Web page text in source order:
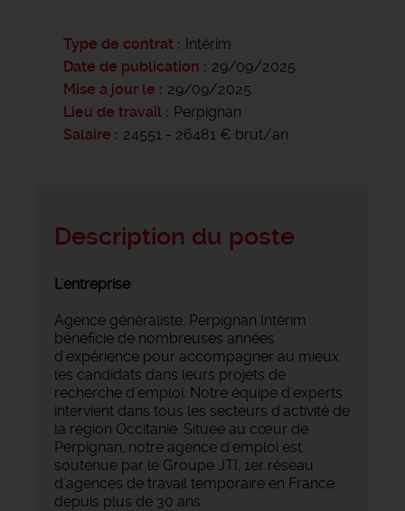
Type de contrat
Intérim
Date de publication
29/09/2025
Mise à jour le
29/09/2025
Lieu de travail
Perpignan
Salaire
24551 - 26481 € brut/an
Description du poste
L'entreprise
Agence généraliste, Perpignan Intérim
bénéficie de nombreuses années
d'expérience pour accompagner au mieux
les candidats dans leurs projets de
recherche d'emploi. Notre équipe d'experts
intervient dans tous les secteurs d'activité de
la région Occitanie. Située au cœur de
Perpignan, notre agence d'emploi est
soutenue par le Groupe JTI, 1er réseau
d'agences de travail temporaire en France
depuis plus de 30 ans.